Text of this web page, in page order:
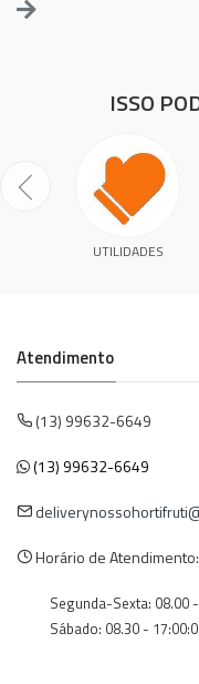
ISSO
UTILIDADES
Atendimento
(13) 99632-6649
(13) 99632-6649
Horário de Atendimento:
Segunda-Sexta: 08.00
Sábado: 08.30 -